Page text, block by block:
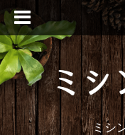
ミシ